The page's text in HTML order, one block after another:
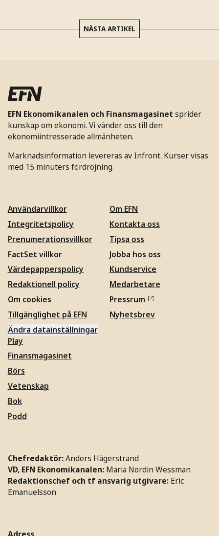
NÄSTA ARTIKEL
EFN Ekonomikanalen och Finansmagasinet sprider
kunskap om ekonomi. Vi vänder oss till den
ekonomiintresserade allmänheten.
Marknadsinformation levereras av Infront. Kurser visas
med 15 minuters fördröjning.
Användarvillkor
Integritetspolicy
Prenumerationsvillkor
FactSet villkor
Värdepapperspolicy
Redaktionell policy
Om cookies
Tillgänglighet på EFN
Ändra datainställningar
Om EFN
Kontakta oss
Tipsa oss
Jobba hos oss
Kundservice
Medarbetare
Pressrum
Nyhetsbrev
Play
Finansmagasinet
Börs
Vetenskap
Bok
Podd
Chefredaktör:Anders Hägerstrand
VD, EFN Ekonomikanalen: Maria Nordin Wessman
Redaktionschef och tf ansvarig utgivare: Eric
Emanuelsson